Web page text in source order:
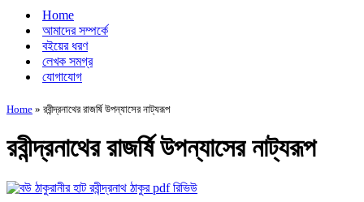
Home
আমাদের সম্পর্কে
বইয়ের ধরণ
লেখক সমগ্র
যোগাযোগ
Home » রবীন্দ্রনাথের রাজর্ষি উপন্যাসের নাট্যরূপ
রবীন্দ্রনাথের রাজর্ষি উপন্যাসের নাট্যরূপ